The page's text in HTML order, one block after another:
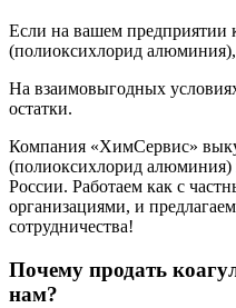
Если на вашем предприятии
(полиоксихлорид
На взаимовыгодных
остатки.
Компания «ХимСервис»
(полиоксихлорид
России. Работаем как с
организациями, и
сотрудничества!
Почему продать
нам?